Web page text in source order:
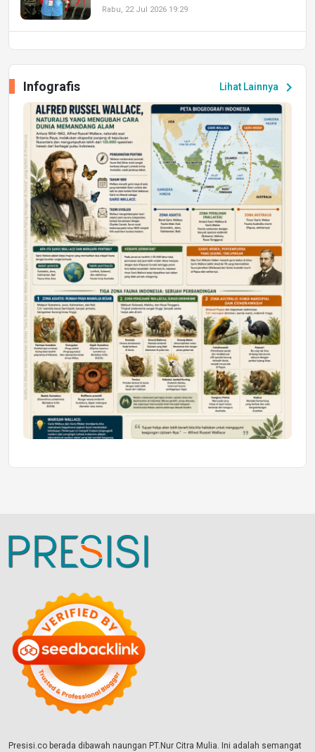
Rabu, 22 Jul 2026 19:29
Peluang Kerja dan Magang
Jumat, 17 Jul 2026 22:30
DAERAH
Astra Motor Kalimantan Timur 2 Dukung
Mahasiswa Samarinda dalam Astra
Honda SDGs Future Leaders 2026
Jumat, 10 Jul 2026 19:01
Lihat Lainnya chevron_right
Infografis
Presisi.co berada dibawah naungan PT.Nur Citra Mulia. Ini adalah semangat